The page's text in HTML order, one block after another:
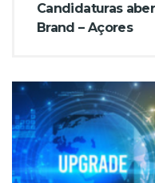
Candidaturas
Brand – Açores